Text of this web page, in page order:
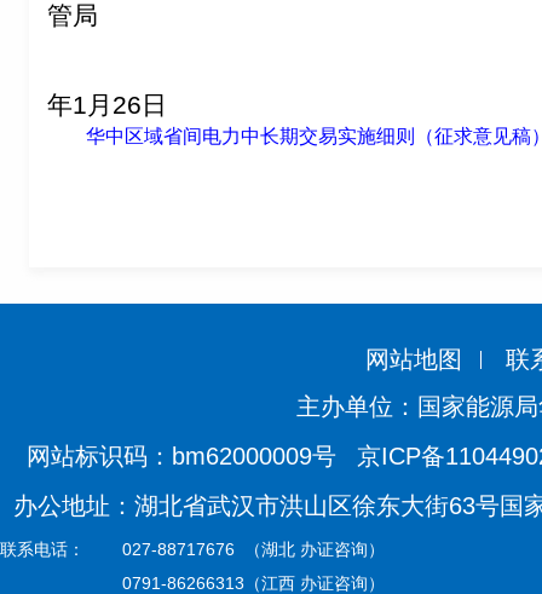
管局
年1月26日
华中区域省间电力中长期交易实施细则（征求意见稿
网站地图
联
主办单位：国家能源
网站标识码：bm62000009号
京ICP备
办公地址：湖北省武汉市洪山区徐东大街63号国
联系电话：
027-88717676 （湖北 办证咨询）
0791-86266313（江西 办证咨询）